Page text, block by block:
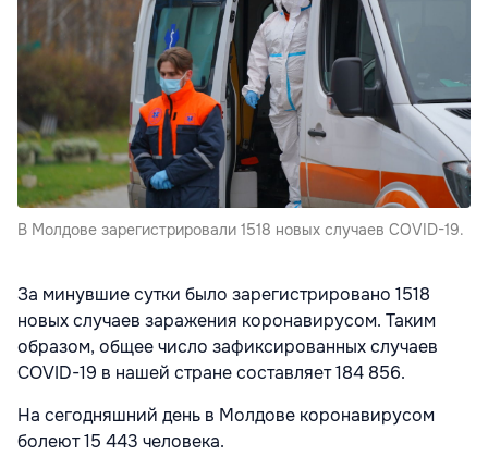
В Молдове зарегистрировали 1518 новых случаев COVID-19.
За минувшие сутки было зарегистрировано 1518
новых случаев заражения коронавирусом. Таким
образом, общее число зафиксированных случаев
COVID-19 в нашей стране составляет 184 856.
На сегодняшний день в Молдове коронавирусом
болеют 15 443 человека.